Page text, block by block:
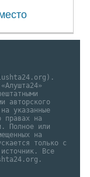
авторского
указанные
правах на
Полное или
на
только с
Все